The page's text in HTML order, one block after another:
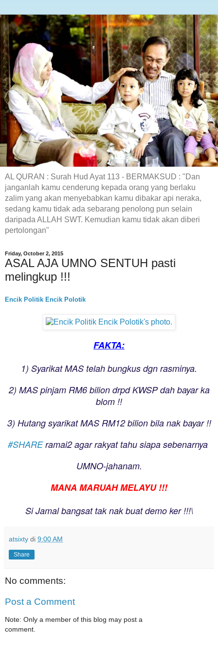
AL QURAN : Surah Hud Ayat 113 - BERMAKSUD : "Dan
janganlah kamu cenderung kepada orang yang berlaku
zalim yang akan menyebabkan kamu dibakar api neraka,
sedang kamu tidak ada sebarang penolong pun selain
daripada ALLAH SWT. Kemudian kamu tidak akan diberi
pertolongan"
Friday, October 2, 2015
ASAL AJA UMNO SENTUH pasti
melingkup !!!
Encik Politik Encik Polotik
FAKTA:
1) Syarikat MAS telah bungkus dgn rasminya.
2) MAS pinjam RM6 bilion drpd KWSP dah bayar ka
blom !!
3) Hutang syarikat MAS RM12 bilion bila nak bayar !!
‪#‎SHARE‬ramai2 agar rakyat tahu siapa sebenarnya
UMNO-jahanam.
MANA MARUAH MELAYU !!!
Si Jamal bangsat tak nak buat demo ker !!!\
atsixty di 9:00 AM
Share
No comments:
Post a Comment
Note: Only a member of this blog may post a
comment.